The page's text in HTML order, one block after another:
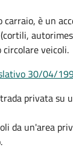
carraio, è un
veicoli.
30/04/
privata su
da un'area